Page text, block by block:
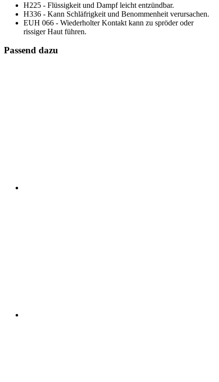
H225 - Flüssigkeit und Dampf leicht entzündbar.
H336 - Kann Schläfrigkeit und Benommenheit verursachen.
EUH 066 - Wiederholter Kontakt kann zu spröder oder
rissiger Haut führen.
Passend dazu